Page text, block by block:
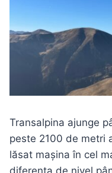
Transalpina ajunge
peste 2100 de metri
lăsat mașina în cel